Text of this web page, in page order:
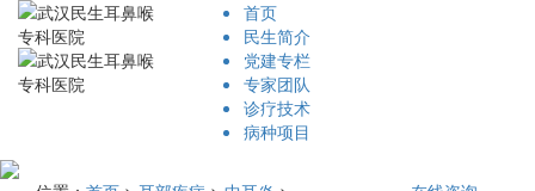
首页
民生简介
党建专栏
专家团队
诊疗技术
病种项目